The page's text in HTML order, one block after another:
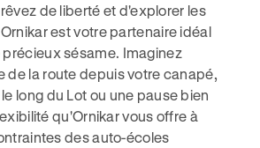
de liberté et d'explorer les
est votre partenaire idéal
sésame. Imaginez
de la route depuis votre canapé,
long du Lot ou une pause bien
qu'Ornikar vous offre à
des auto-écoles